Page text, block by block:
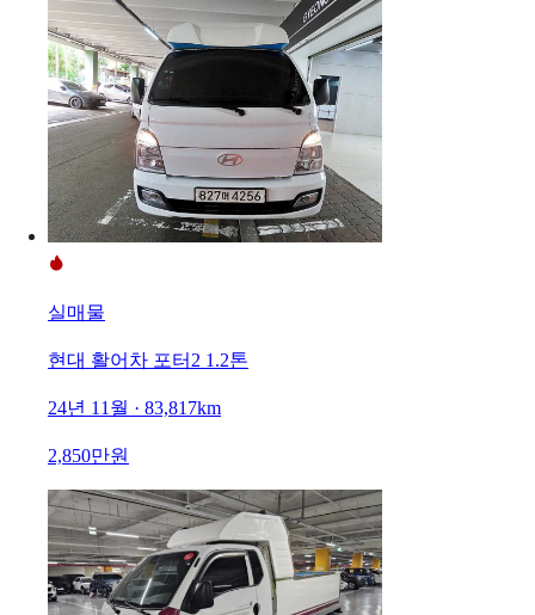
실매물
현대 활어차 포터2 1.2톤
24년 11월 · 83,817km
2,850만원